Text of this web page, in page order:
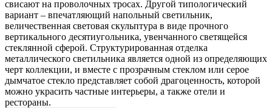
свисают на проволочных тросах. Другой типологический
вариант – впечатляющий напольный светильник,
величественная световая скульптура в виде прочного
вертикального десятиугольника, увенчанного светящейся
стеклянной сферой. Структурированная отделка
металлического светильника является одной из определяющих
черт коллекции, и вместе с прозрачным стеклом или серое
дымчатое стекло представляет собой драгоценность, которой
можно украсить частные интерьеры, а также отели и
рестораны.